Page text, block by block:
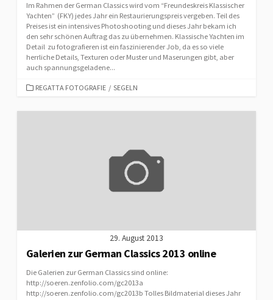
Im Rahmen der German Classics wird vom “Freundeskreis Klassischer
Yachten” (FKY) jedes Jahr ein Restaurierungspreis vergeben. Teil des
Preises ist ein intensives Photoshooting und dieses Jahr bekam ich
den sehr schönen Auftrag das zu übernehmen. Klassische Yachten im
Detail zu fotografieren ist ein faszinierender Job, da es so viele
herrliche Details, Texturen oder Muster und Maserungen gibt, aber
auch spannungsgeladene...
CATEGORIES
REGATTA FOTOGRAFIE / SEGELN
29. August 2013
Galerien zur German Classics 2013 online
Die Galerien zur German Classics sind online:
http://soeren.zenfolio.com/gc2013a
http://soeren.zenfolio.com/gc2013b Tolles Bildmaterial dieses Jahr